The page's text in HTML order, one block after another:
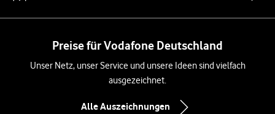
Preise für Vodafone Deutschland
Unser Netz, unser Service und unsere Ideen sind vielfach
ausgezeichnet.
Alle Auszeichnungen